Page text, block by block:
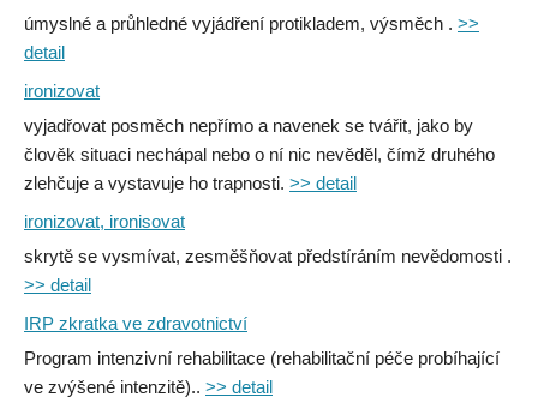
úmyslné a průhledné vyjádření protikladem, výsměch . >>
detail
ironizovat
vyjadřovat posměch nepřímo a navenek se tvářit, jako by
člověk situaci nechápal nebo o ní nic nevěděl, čímž druhého
zlehčuje a vystavuje ho trapnosti. >> detail
ironizovat, ironisovat
skrytě se vysmívat, zesměšňovat předstíráním nevědomosti .
>> detail
IRP zkratka ve zdravotnictví
Program intenzivní rehabilitace (rehabilitační péče probíhající
ve zvýšené intenzitě).. >> detail